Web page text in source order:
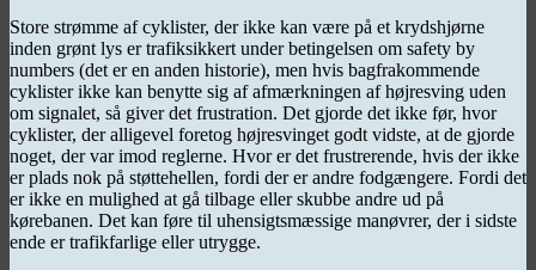
Store strømme af cyklister, der ikke kan være på et krydshjørne
inden grønt lys er trafiksikkert under betingelsen om safety by
numbers (det er en anden historie), men hvis bagfrakommende
cyklister ikke kan benytte sig af afmærkningen af højresving uden
om signalet, så giver det frustration. Det gjorde det ikke før, hvor
cyklister, der alligevel foretog højresvinget godt vidste, at de gjorde
noget, der var imod reglerne. Hvor er det frustrerende, hvis der ikke
er plads nok på støttehellen, fordi der er andre fodgængere. Fordi det
er ikke en mulighed at gå tilbage eller skubbe andre ud på
kørebanen. Det kan føre til uhensigtsmæssige manøvrer, der i sidste
ende er trafikfarlige eller utrygge.